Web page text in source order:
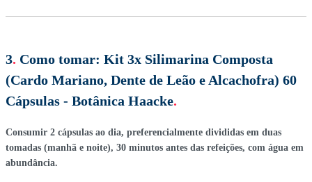
3. Como tomar: Kit 3x Silimarina Composta
(Cardo Mariano, Dente de Leão e Alcachofra) 60
Cápsulas - Botânica Haacke.
Consumir 2 cápsulas ao dia, preferencialmente divididas em duas
tomadas (manhã e noite), 30 minutos antes das refeições, com água em
abundância.